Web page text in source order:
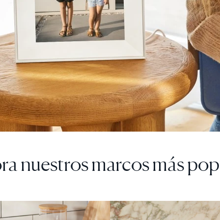
nuestros marcos más
VENTA
$0 DE DESCUENTO